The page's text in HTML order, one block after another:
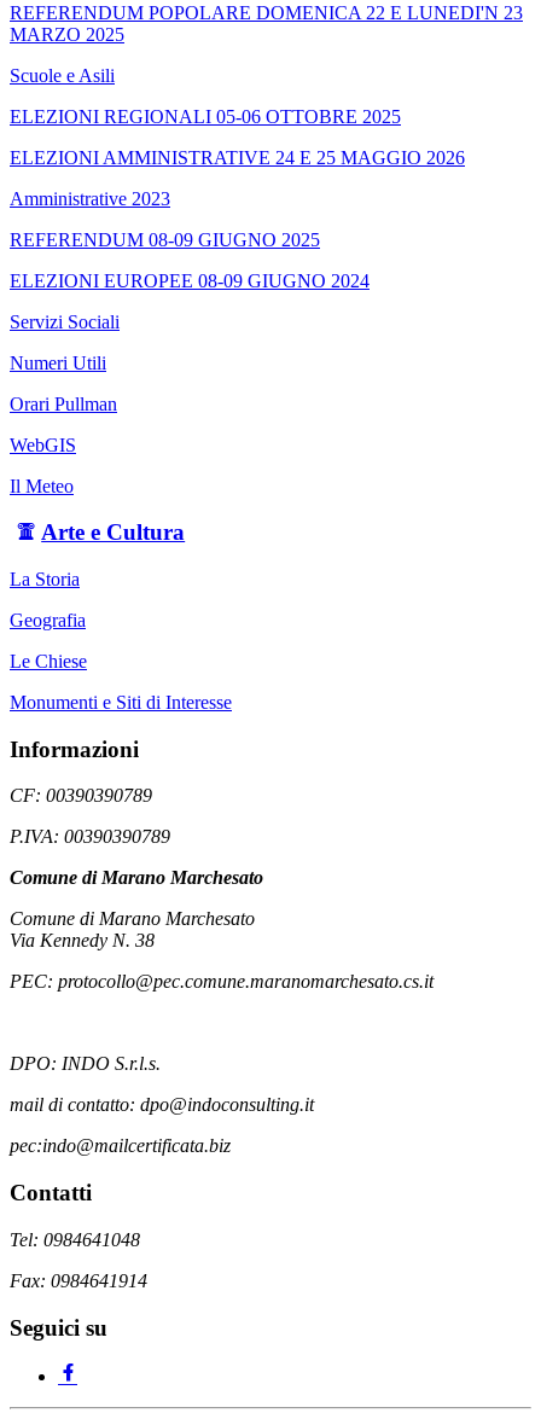
REFERENDUM POPOLARE DOMENICA 22 E LUNEDI'N 23
MARZO 2025
Scuole e Asili
ELEZIONI REGIONALI 05-06 OTTOBRE 2025
ELEZIONI AMMINISTRATIVE 24 E 25 MAGGIO 2026
Amministrative 2023
REFERENDUM 08-09 GIUGNO 2025
ELEZIONI EUROPEE 08-09 GIUGNO 2024
Servizi Sociali
Numeri Utili
Orari Pullman
WebGIS
Il Meteo
Arte e Cultura
La Storia
Geografia
Le Chiese
Monumenti e Siti di Interesse
Informazioni
CF: 00390390789
P.IVA: 00390390789
Comune di Marano Marchesato
Comune di Marano Marchesato
Via Kennedy N. 38
PEC: protocollo@pec.comune.maranomarchesato.cs.it
DPO: INDO S.r.l.s.
mail di contatto: dpo@indoconsulting.it
pec:indo@mailcertificata.biz
Contatti
Tel: 0984641048
Fax: 0984641914
Seguici su